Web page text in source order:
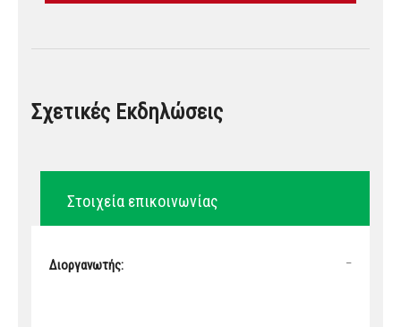
Σχετικές Εκδηλώσεις
Στοιχεία επικοινωνίας
Διοργανωτής: –